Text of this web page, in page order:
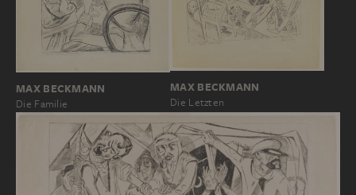
MAX BECKMANN
Die Familie
MAX BECKMANN
Die Letzten